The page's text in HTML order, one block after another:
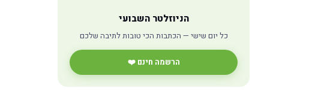
הניוזלטר השבועי
כל יום שישי — הכתבות הכי טובות לתיבה שלכם
הרשמה חינם ❤️